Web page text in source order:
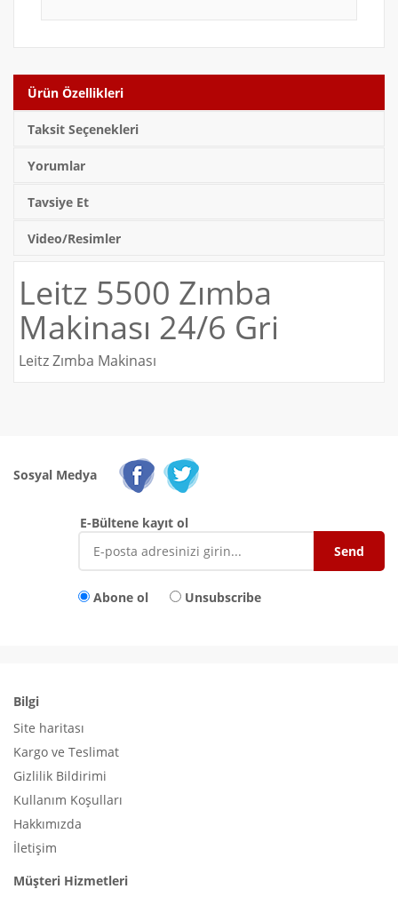
Ürün Özellikleri
Taksit Seçenekleri
Yorumlar
Tavsiye Et
Video/Resimler
Leitz 5500 Zımba
Makinası 24/6 Gri
Leitz Zımba Makinası
Sosyal Medya
E-Bültene kayıt ol
Abone ol Unsubscribe
Bilgi
Site haritası
Kargo ve Teslimat
Gizlilik Bildirimi
Kullanım Koşulları
Hakkımızda
İletişim
Müşteri Hizmetleri